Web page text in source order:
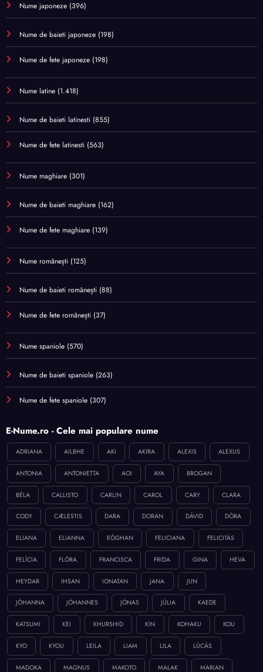
Nume japoneze (396)
Nume de baieti japoneze (198)
Nume de fete japoneze (198)
Nume latine (1.418)
Nume de baieti latinesti (855)
Nume de fete latinesti (563)
Nume maghiare (301)
Nume de baieti maghiare (162)
Nume de fete maghiare (139)
Nume românești (125)
Nume de baieti românești (88)
Nume de fete românești (37)
Nume spaniole (570)
Nume de baieti spaniole (263)
Nume de fete spaniole (307)
E-Nume.ro - Cele mai populare nume
ADRIANA AILBHE AKI AKIRA ALEXIS ALEXUS
ANTONIA ANTONIETTA AOI AYA BROGAN
BÉLA CALLISTO CARLIN CAROL CARY CLARA
CODY CÆLESTIS DARA DORAN DÁVID DÓRA
ELIANA ELIANNA EÓGHAN FELICIANA FELICITÁS
FELÍCIA FLÓRA FRANCISCA FRIDA GINA HEVA
HEYDAR IHSAN IONATAN JANA JUN
JÓHANNA JÓHANNES JÓNAS JÚLIA KAEDE
KATSUMI KEI KHURSHID KIN KOHAKU KOU
KYO KYOU LEILA LIAM LILA LÚCÁS
MADOKA MAGNUS MAKOTO MALAK MARIAN